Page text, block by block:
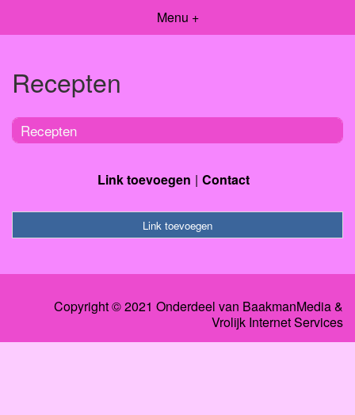
Menu +
Recepten
Recepten
Link toevoegen Contact
Link toevoegen
Copyright © 2021 Onderdeel van BaakmanMedia&
Vrolijk Internet Services